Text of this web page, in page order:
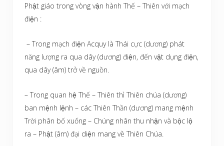
Phật giáo trong vòng vận hành Thế – Thiên với mạch
điện :
– Trong mạch điện Acquy là Thái cực (dương) phát
năng lượng ra qua dây (dương) điện, đến vật dụng điện,
qua dây (âm) trở về nguồn.
– Trong quan hệ Thế – Thiên thì Thiên chúa (dương)
ban mệnh lệnh – các Thiên Thần (dương) mang mệnh
Trời phân bố xuống – Chúng nhân thu nhận và bộc lộ
ra – Phật (âm) đại diện mang về Thiên Chúa.